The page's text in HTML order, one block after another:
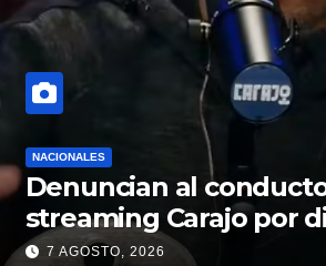
NACIONALES
Denuncian al
streaming Carajo por
discriminatorios
7 AGOSTO, 2026